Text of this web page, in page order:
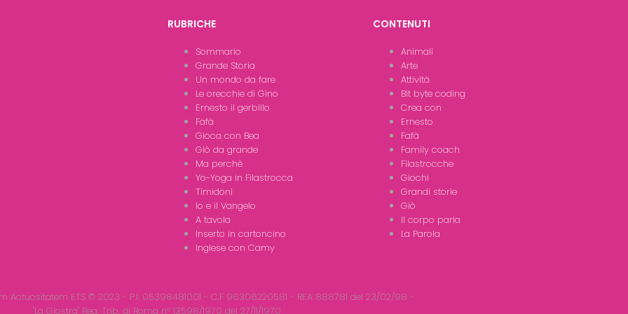
RUBRICHE
Sommario
Grande Storia
Un mondo da fare
Le orecchie di Gino
Ernesto il gerbillo
Fafà
Gioca con Bea
Giò da grande
Ma perchè
Yo-Yoga in Filastrocca
Timidoni
Io e il Vangelo
A tavola
Inserto in cartoncino
Inglese con Camy
CONTENUTI
Animali
Arte
Attività
Bit byte coding
Crea con
Ernesto
Fafà
Family coach
Filastrocche
Giochi
Grandi storie
Giò
Il corpo parla
La Parola
Actuositatem ETS © 2023 - P.I. 05398481001 - C.F 96306220581 - REA 888781 del 23/02/98 -
"La Giostra" Reg. Trib. di Roma n° 13598/1970 del 27/11/1970